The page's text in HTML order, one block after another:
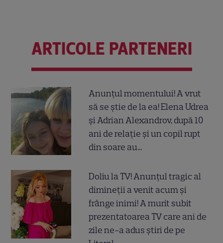
ARTICOLE PARTENERI
Anunțul momentului! A vrut
să se știe de la ea! Elena Udrea
și Adrian Alexandrov, după 10
ani de relație și un copil rupt
din soare au...
Doliu la TV! Anunțul tragic al
dimineții a venit acum și
frânge inimi! A murit subit
prezentatoarea TV care ani de
zile ne-a adus știri de pe